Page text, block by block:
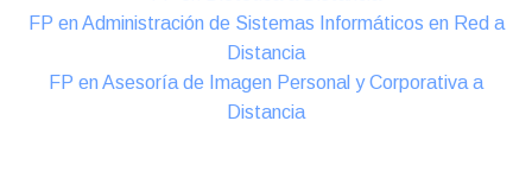
FP en Administración de Sistemas Informáticos en Red a
Distancia
FP en Asesoría de Imagen Personal y Corporativa a
Distancia